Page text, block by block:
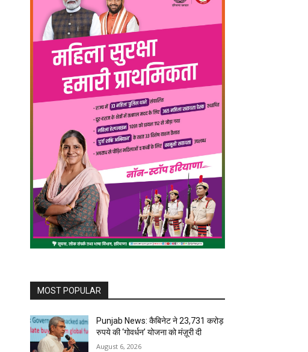
MOST POPULAR
Punjab News: कैबिनेट ने 23,731 करोड़
रुपये की ‘गोवर्धन’ योजना को मंज़ूरी दी
August 6, 2026